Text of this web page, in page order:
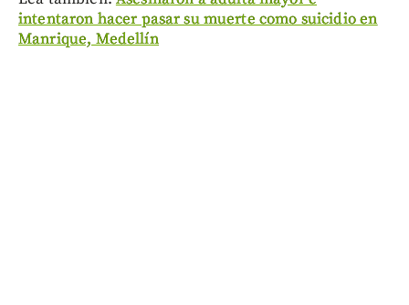
intentaron hacer pasar su muerte como suicidio en
Manrique, Medellín